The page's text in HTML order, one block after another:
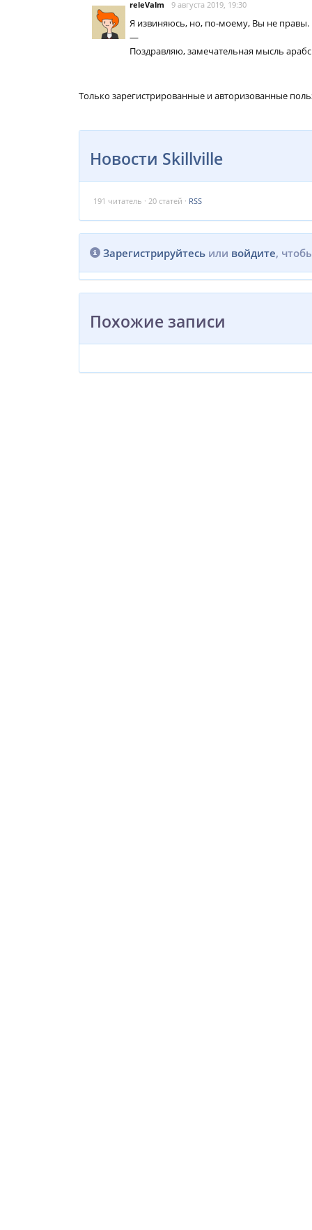
releValm 9 августа 2019, 19:30
Я извиняюсь, но, по-моему, Вы не
—
Поздравляю, замечательная мысль
Только зарегистрированные и авторизованные
Новости Skillville
191 читатель · 20 статей · RSS
Зарегистрируйтесь или войдите,
Похожие записи